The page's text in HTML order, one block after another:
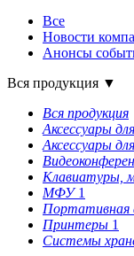
Все
Новости
Анонсы
Вся продукция ▼
Вся продукция
Аксессуары
Аксессуары
Клавиатуры,
МФУ 1
Портативная
Принтеры 1
Системы